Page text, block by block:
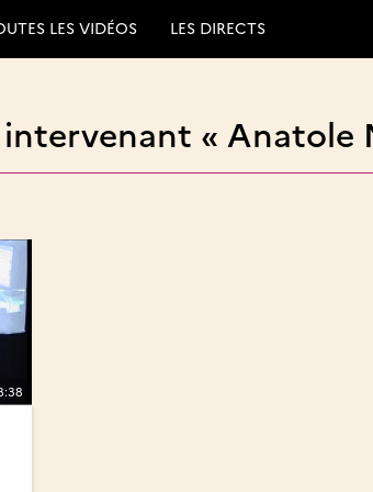
LES VIDÉOS LES DIRECTS
« Anatole